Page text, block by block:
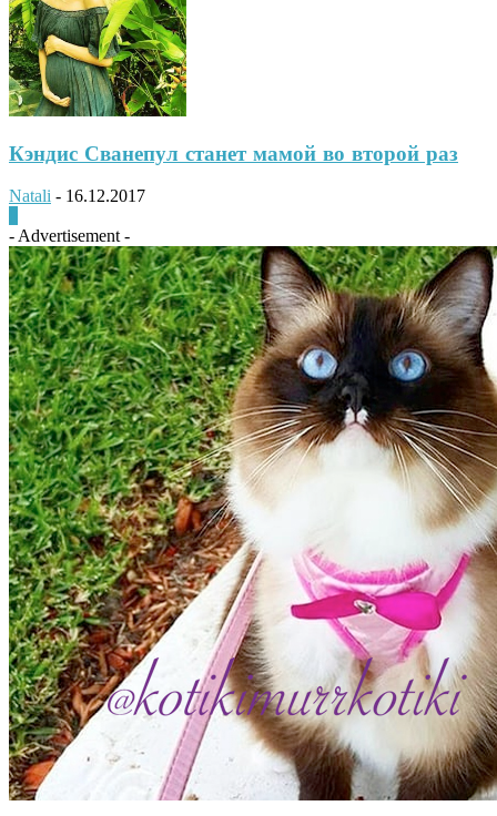
Кэндис Сванепул станет мамой во второй раз
Natali - 16.12.2017
- Advertisement -